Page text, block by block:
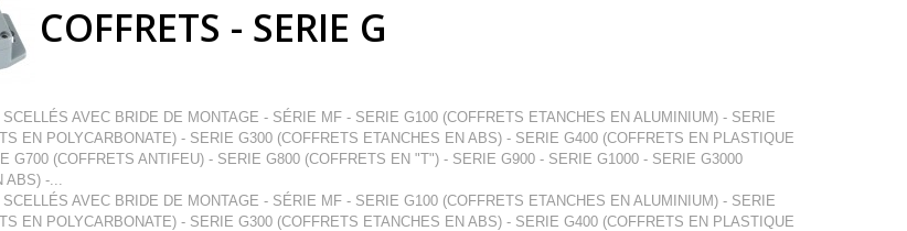
COFFRETS - SERIE G
AVEC BRIDE DE MONTAGE - SÉRIE MF - SERIE G100 (COFFRETS ETANCHES EN ALUMINIUM) - SERIE
EN POLYCARBONATE) - SERIE G300 (COFFRETS ETANCHES EN ABS) - SERIE G400 (COFFRETS EN PLASTIQUE
G700 (COFFRETS ANTIFEU) - SERIE G800 (COFFRETS EN "T") - SERIE G900 - SERIE G1000 - SERIE G3000
ABS) -...
AVEC BRIDE DE MONTAGE - SÉRIE MF - SERIE G100 (COFFRETS ETANCHES EN ALUMINIUM) - SERIE
EN POLYCARBONATE) - SERIE G300 (COFFRETS ETANCHES EN ABS) - SERIE G400 (COFFRETS EN PLASTIQUE